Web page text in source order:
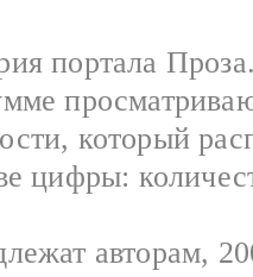
портала
который
цифры:
авторам,